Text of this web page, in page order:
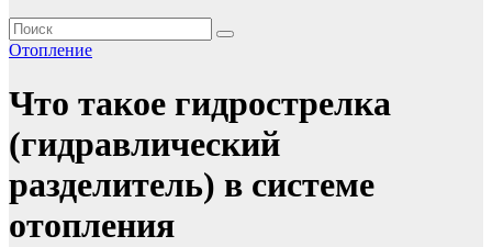
Отопление
Что такое гидрострелка
(гидравлический
разделитель) в системе
отопления